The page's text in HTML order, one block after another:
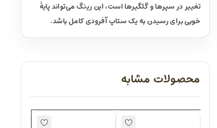
تغییر در سپرها و گلگیرها است، این رینگ می‌تواند پایهٔ
خوبی برای رسیدن به یک ستاپ آفرودی کامل باشد.
محصولات مشابه